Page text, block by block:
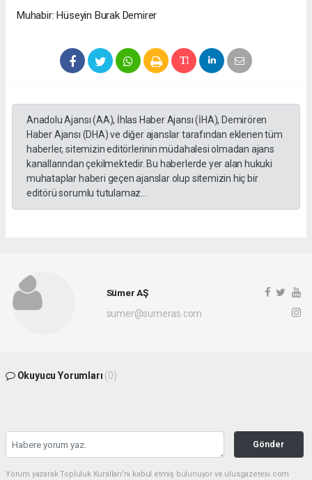
Muhabir: Hüseyin Burak Demirer
Anadolu Ajansı (AA), İhlas Haber Ajansı (İHA), Demirören
Haber Ajansı (DHA) ve diğer ajanslar tarafından eklenen tüm
haberler, sitemizin editörlerinin müdahalesi olmadan ajans
kanallarından çekilmektedir. Bu haberlerde yer alan hukuki
muhataplar haberi geçen ajanslar olup sitemizin hiç bir
editörü sorumlu tutulamaz...
Sümer AŞ
sumer@sumeras.com
Okuyucu Yorumları (0)
Gönder
Yorum yazarak Topluluk Kuralları’nı kabul etmiş bulunuyor ve ulusgazetesi.com